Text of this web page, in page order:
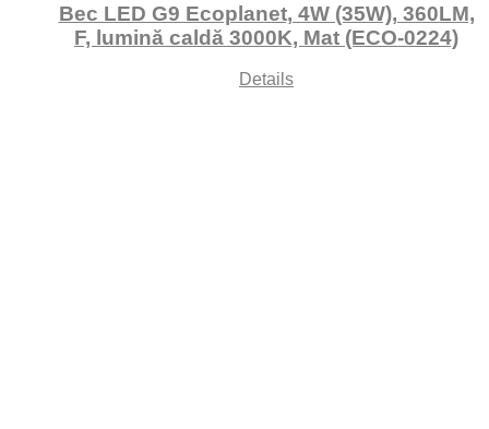
Bec LED G9 Ecoplanet, 4W (35W), 360LM,
F, lumină caldă 3000K, Mat (ECO-0224)
Details